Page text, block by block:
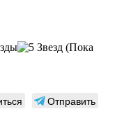
(Пока
Отправить